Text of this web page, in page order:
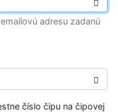
adresu zadanú
číslo čipu na čipovej